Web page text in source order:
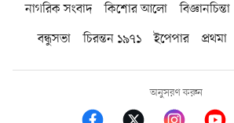
নাগরিক সংবাদ কিশোর আলো বিজ্ঞানচিন্তা
বন্ধুসভা
চিরন্তন ১৯৭১ ইপেপার প্রথমা
অনুসরণ করুন